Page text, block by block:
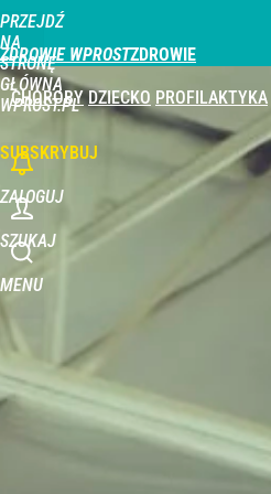
PRZEJDŹ
NA
STRONĘ
GŁÓWNĄ
WPROST.PL
ZDROWIE WPROST
CHOROBY DZIECKO PROFILAKTYKA
SUBSKRYBUJ
ZALOGUJ
SZUKAJ
MENU